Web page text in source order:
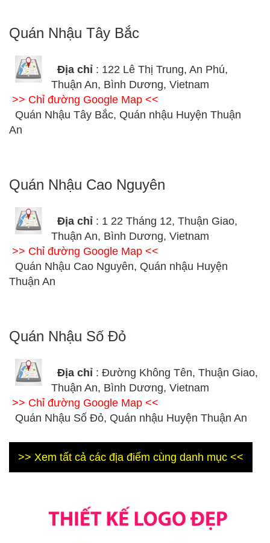
Quán Nhậu Tây Bắc
Địa chỉ : 122 Lê Thị Trung, An Phú,
Thuận An, Bình Dương, Vietnam
>> Chỉ đường Google Map <<
Quán Nhậu Tây Bắc, Quán nhậu Huyện Thuận
An
Quán Nhậu Cao Nguyên
Địa chỉ : 1 22 Tháng 12, Thuận Giao,
Thuận An, Bình Dương, Vietnam
>> Chỉ đường Google Map <<
Quán Nhậu Cao Nguyên, Quán nhậu Huyện
Thuận An
Quán Nhậu Số Đỏ
Địa chỉ : Đường Không Tên, Thuận Giao,
Thuận An, Bình Dương, Vietnam
>> Chỉ đường Google Map <<
Quán Nhậu Số Đỏ, Quán nhậu Huyện Thuận An
>> Xem tất cả các địa điểm cùng danh mục <<